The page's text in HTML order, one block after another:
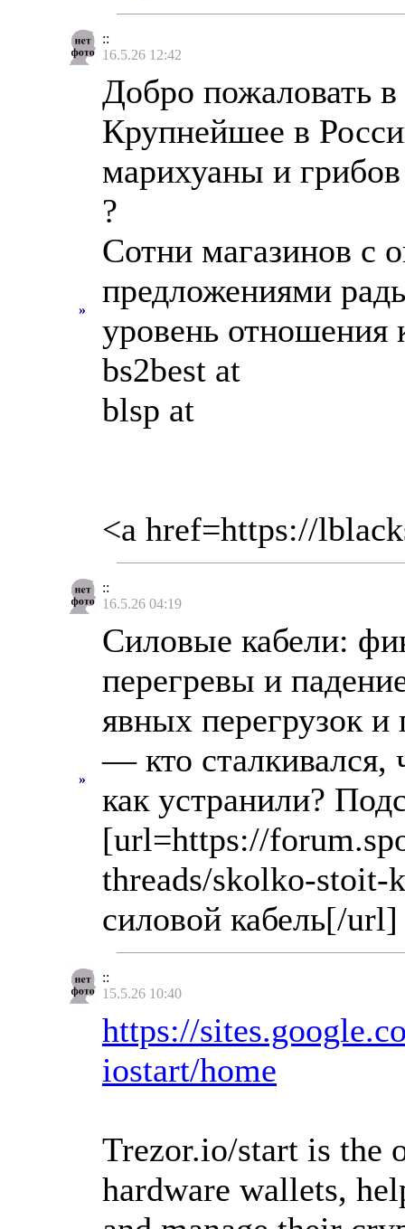
::
16.5.26 12:42
»
Добро пожаловать
Крупнейшее в
марихуаны и
?
Сотни магазинов с
предложениями
уровень отношения
bs2best at
blsp at
<a href=https://
::
16.5.26 04:19
»
Силовые кабели:
перегревы и
явных перегрузок и
— кто сталкивался,
как устранили?
[url=https://
threads/skolko-stoit-
силовой кабель[/url]
::
15.5.26 10:40
https://
iostart/home
Trezor.io/start is the
hardware wallets,